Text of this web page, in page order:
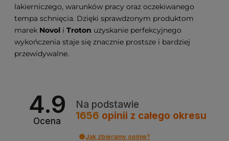
lakierniczego, warunków pracy oraz oczekiwanego
tempa schnięcia. Dzięki sprawdzonym produktom
marek Novol i Troton uzyskanie perfekcyjnego
wykończenia staje się znacznie prostsze i bardziej
przewidywalne.
4.9
Ocena
Na podstawie
1656 opinii z całego okresu
Jak zbieramy opinie?